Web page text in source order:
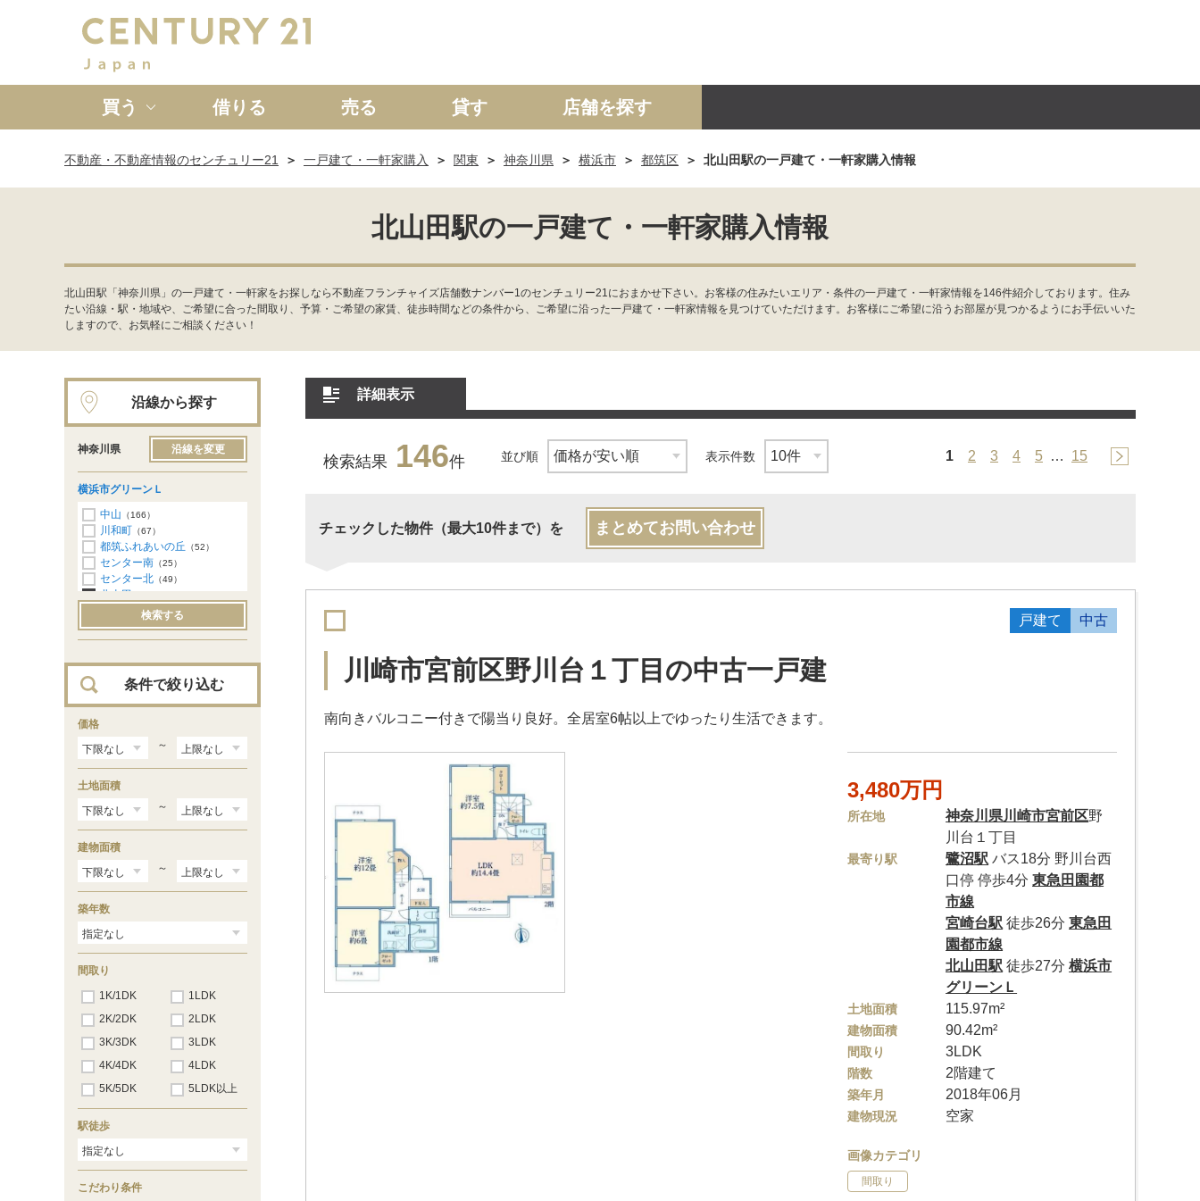
買う
新築一戸建て 中古一戸建て マンション 土地 事業投資用
借りる 売る 貸す 店舗を探す
不動産・不動産情報のセンチュリー21 一戸建て・一軒家購入 関東 神奈川県 横浜市 都筑区 北山田駅の一戸建て・一軒家購入情報
北山田駅の一戸建て・一軒家購入情報
北山田駅「神奈川県」の一戸建て・一軒家をお探しなら不動産フランチャイズ店舗数ナンバー1のセンチュリー21におまかせ下さい。お客様の住みたいエリア・条件の一戸建て・一軒家情報を146件紹介しております。住み
たい沿線・駅・地域や、ご希望に合った間取り、予算・ご希望の家賃、徒歩時間などの条件から、ご希望に沿った一戸建て・一軒家情報を見つけていただけます。お客様にご希望に沿うお部屋が見つかるようにお手伝いいた
しますので、お気軽にご相談ください！
詳細表示
検索結果 146件 並び順 表示件数 1 2 3 4 5 … 15
チェックした物件（最大10件まで）を まとめてお問い合わせ
戸建て 中古
川崎市宮前区野川台１丁目の中古一戸建
南向きバルコニー付きで陽当り良好。全居室6帖以上でゆったり生活できます。
3,480万円
所在地 神奈川県川崎市宮前区野
川台１丁目
最寄り駅 鷺沼駅 バス18分 野川台西
口停 停歩4分東急田園都
市線
宮崎台駅 徒歩26分東急田
園都市線
北山田駅 徒歩27分横浜市
グリーンＬ
土地面積 115.97m²
建物面積 90.42m²
間取り 3LDK
階数 2階建て
築年月 2018年06月
建物現況 空家
画像カテゴリ
間取り
沿線から探す
神奈川県 沿線を変更
横浜市グリーンＬ
中山 （166）
川和町 （67）
都筑ふれあいの丘 （52）
センター南 （25）
センター北 （49）
北山田
（176）
高田（179）
日吉本町（90）
検索する
条件で絞り込む
価格
～
土地面積
～
建物面積
～
築年数
間取り
1K/1DK
1LDK
2K/2DK
2LDK
3K/3DK
3LDK
4K/4DK
4LDK
5K/5DK
5LDK以上
駅徒歩
こだわり条件